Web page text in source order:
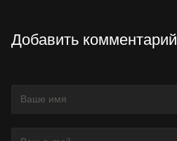
Добавить комментарий